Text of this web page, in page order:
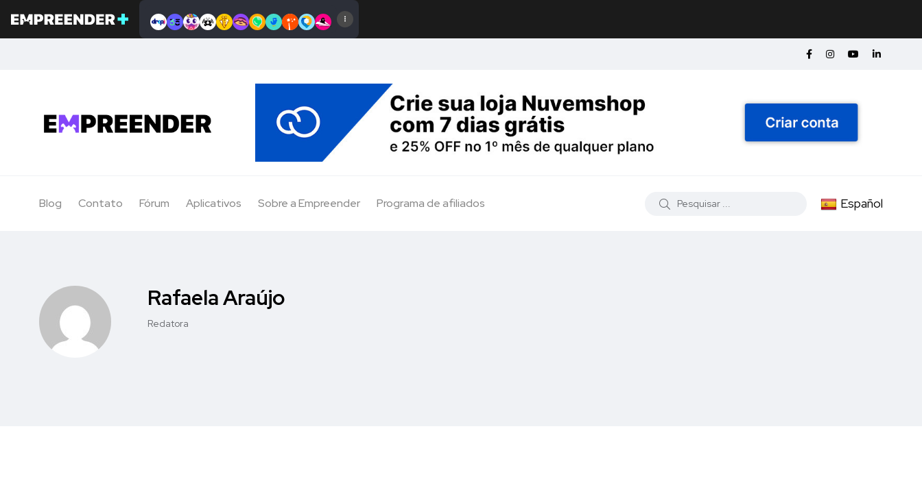
Blog Contato Fórum Aplicativos Sobre a Empreender Programa de afiliados Español
Rafaela Araújo
Redatora